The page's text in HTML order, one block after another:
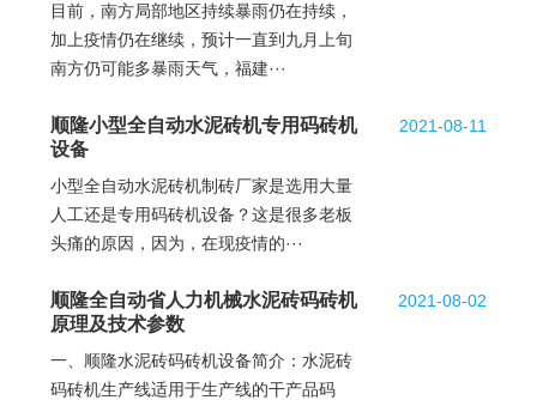
目前，南方局部地区持续暴雨仍在持续，
加上疫情仍在继续，预计一直到九月上旬
南方仍可能多暴雨天气，福建···
顺隆小型全自动水泥砖机专用码砖机
设备
小型全自动水泥砖机制砖厂家是选用大量
人工还是专用码砖机设备？这是很多老板
头痛的原因，因为，在现疫情的···
2021-08-11
顺隆全自动省人力机械水泥砖码砖机
原理及技术参数
一、顺隆水泥砖码砖机设备简介：水泥砖
码砖机生产线适用于生产线的干产品码
2021-08-02